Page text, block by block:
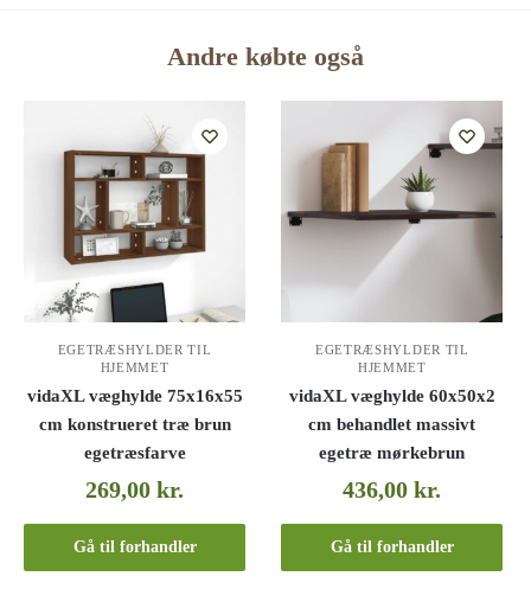
Andre købte også
EGETRÆSHYLDER TIL
HJEMMET
vidaXL væghylde 75x16x55
cm konstrueret træ brun
egetræsfarve
269,00kr.
Gå til forhandler
EGETRÆSHYLDER TIL
HJEMMET
vidaXL væghylde 60x50x2
cm behandlet massivt
egetræ mørkebrun
436,00kr.
Gå til forhandler